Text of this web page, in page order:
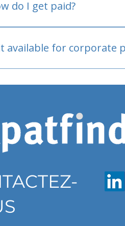
do I get paid?
available for corporate